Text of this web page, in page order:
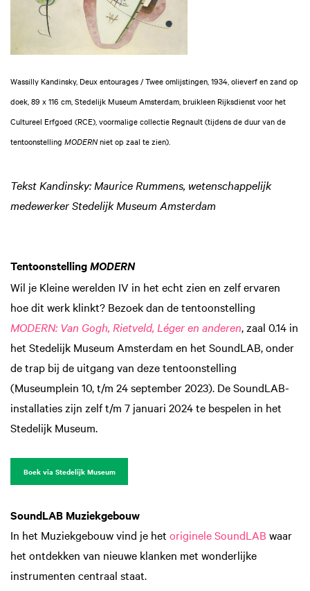
Wassilly Kandinsky, Deux entourages / Twee omlijstingen, 1934, olieverf en zand op
doek, 89 x 116 cm, Stedelijk Museum Amsterdam, bruikleen Rijksdienst voor het
Cultureel Erfgoed (RCE), voormalige collectie Regnault (tijdens de duur van de
tentoonstelling MODERNniet op zaal te zien).
Tekst Kandinsky: Maurice Rummens, wetenschappelijk
medewerker Stedelijk Museum Amsterdam
Tentoonstelling MODERN
Wil je Kleine werelden IV in het echt zien en zelf ervaren
hoe dit werk klinkt? Bezoek dan de tentoonstelling
MODERN: Van Gogh, Rietveld, Léger en anderen, zaal 0.14 in
het Stedelijk Museum Amsterdam en het SoundLAB, onder
de trap bij de uitgang van deze tentoonstelling
(Museumplein 10, t/m 24 september 2023). De SoundLAB-
installaties zijn zelf t/m 7 januari 2024 te bespelen in het
Stedelijk Museum.
Boek via Stedelijk Museum
SoundLAB Muziekgebouw
In het Muziekgebouw vind je het originele SoundLAB waar
het ontdekken van nieuwe klanken met wonderlijke
instrumenten centraal staat.
Inzoomen